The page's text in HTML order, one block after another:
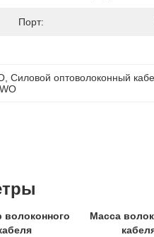
Порт:
, Силовой оптоволоконный
волоконного
Масса